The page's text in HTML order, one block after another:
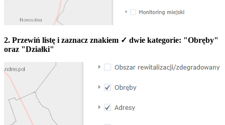
2. Przewiń listę i zaznacz znakiem ✓ dwie kategorie: "Obręby"
oraz "Działki"